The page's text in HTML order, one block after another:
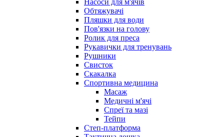
Насоси для м'ячів
Обтяжувачі
Пляшки для води
Пов'язки на голову
Ролик для преса
Рукавички для тренувань
Рушники
Свисток
Скакалка
Спортивна медицина
Масаж
Медичні м'ячі
Спреї та мазі
Тейпи
Степ-платформа